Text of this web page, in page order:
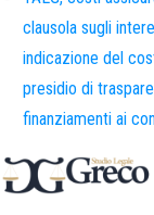
clausola sugli
indicazione del
presidio di
finanziamenti ai